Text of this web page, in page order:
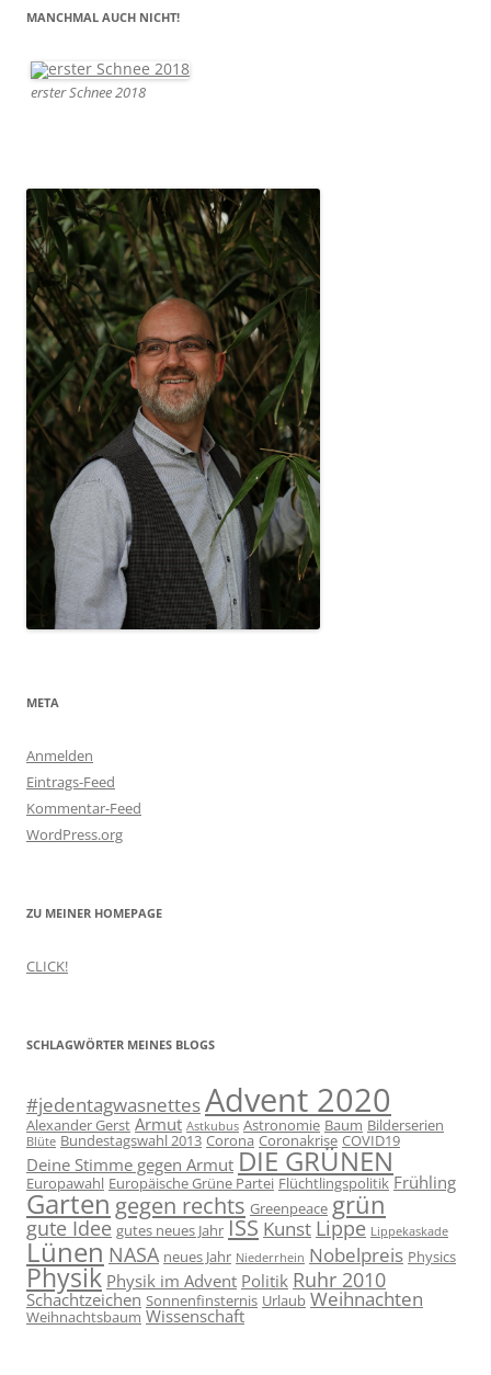
MANCHMAL AUCH NICHT!
erster Schnee 2018
META
Anmelden
Eintrags-Feed
Kommentar-Feed
WordPress.org
ZU MEINER HOMEPAGE
CLICK!
SCHLAGWÖRTER MEINES BLOGS
#jedentagwasnettesAdvent 2020
Alexander Gerst Armut Astkubus Astronomie Baum Bilderserien
Blüte Bundestagswahl 2013 Corona Coronakrise COVID19
Deine Stimme gegen Armut DIE GRÜNEN
Europawahl Europäische Grüne Partei Flüchtlingspolitik Frühling
Garten gegen rechts Greenpeace grün
gute Idee gutes neues Jahr ISS Kunst Lippe Lippekaskade
Lünen NASA neues Jahr Niederrhein Nobelpreis Physics
Physik Physik im Advent Politik Ruhr 2010
Schachtzeichen Sonnenfinsternis Urlaub Weihnachten
Weihnachtsbaum Wissenschaft